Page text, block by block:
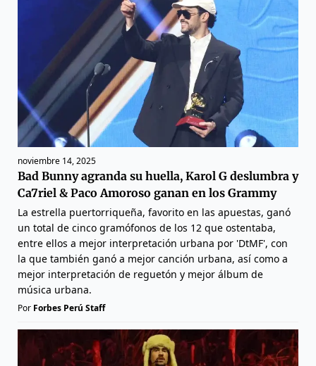
noviembre 14, 2025
Bad Bunny agranda su huella, Karol G deslumbra y
Ca7riel & Paco Amoroso ganan en los Grammy
La estrella puertorriqueña, favorito en las apuestas, ganó
un total de cinco gramófonos de los 12 que ostentaba,
entre ellos a mejor interpretación urbana por 'DtMF', con
la que también ganó a mejor canción urbana, así como a
mejor interpretación de reguetón y mejor álbum de
música urbana.
Por Forbes Perú Staff